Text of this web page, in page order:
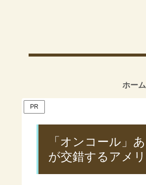
ホーム
PR
「オンコール」
が交錯するアメ